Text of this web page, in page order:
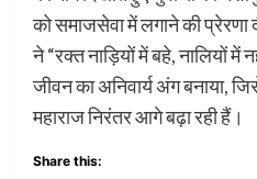
को समाजसेवा में लगाने की प्रेरणा
ने “रक्त नाड़ियों में बहे, नालियों
जीवन का अनिवार्य अंग बनाया,
महाराज निरंतर आगे बढ़ा रही हैं।
Share this: